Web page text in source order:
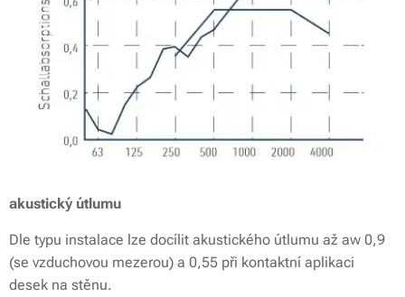
akustický útlumu
Dle typu instalace lze docílit akustického útlumu až aw 0,9
(se vzduchovou mezerou) a 0,55 při kontaktní aplikaci
desek na stěnu.